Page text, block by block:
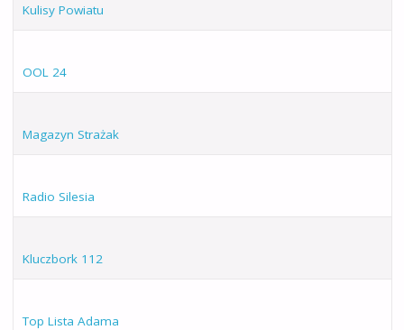
Kulisy Powiatu
OOL 24
Magazyn Strażak
Radio Silesia
Kluczbork 112
Top Lista Adama